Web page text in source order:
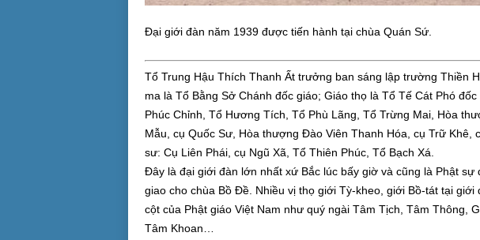
Đại giới đàn năm 1939 được tiến hành tại chùa Quán Sứ.
Tổ Trung Hậu Thích Thanh Ất trưởng ban sáng lập trường Thiền
ma là Tổ Bằng Sở Chánh đốc giáo; Giáo thọ là Tổ Tế Cát Phó
Phúc Chỉnh, Tổ Hương Tích, Tổ Phù Lãng, Tổ Trừng Mai, Hòa
Mẫu, cụ Quốc Sư, Hòa thượng Đào Viên Thanh Hóa, cụ Trữ Khê,
sư: Cụ Liên Phái, cụ Ngũ Xã, Tổ Thiên Phúc, Tổ Bạch Xá.
Đây là đại giới đàn lớn nhất xứ Bắc lúc bấy giờ và cũng là Phật sự
giao cho chùa Bồ Đề. Nhiều vị thọ giới Tỳ-kheo, giới Bồ-tát tại
cột của Phật giáo Việt Nam như quý ngài Tâm Tịch, Tâm Thông,
Tâm Khoan…